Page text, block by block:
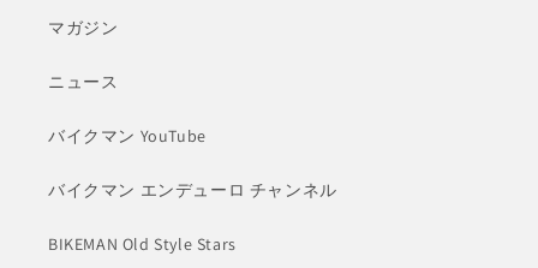
マガジン
ニュース
バイクマン YouTube
バイクマン エンデューロ チャンネル
BIKEMAN Old Style Stars